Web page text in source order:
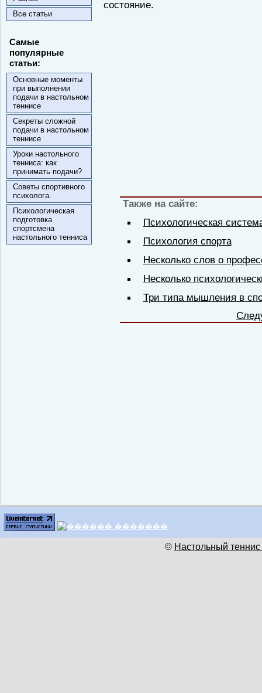
Все статьи
Самые
популярные
статьи:
Основные моменты
при выполнении
подачи в настольном
теннисе
Секреты сложной
подачи в настольном
теннисе
Уроки настольного
тенниса: как
принимать подачи?
Советы спортивного
психолога.
Психологическая
подготовка
спортсмена
настольного тенниса
состояние.
Также на сайте:
Психологическая
Психология спорта
Несколько слов о
Несколько
Три типа мышления в
© Настольный